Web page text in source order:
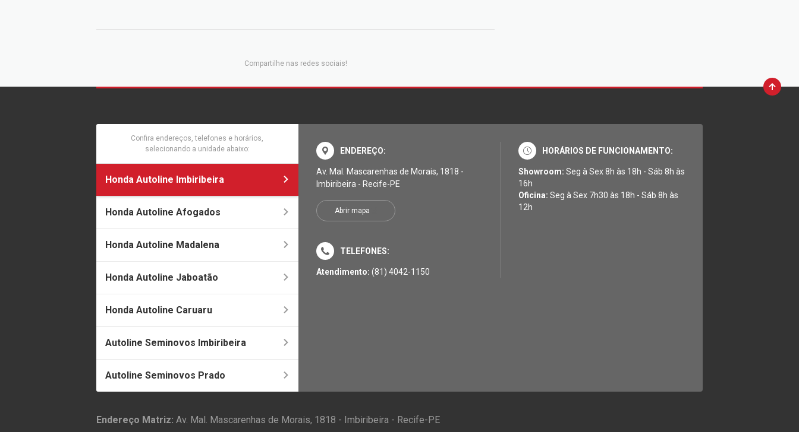
Compartilhe nas redes sociais!
Confira endereços, telefones e horários,
selecionando a unidade abaixo:
Honda Autoline Imbiribeira
Honda Autoline Afogados
Honda Autoline Madalena
Honda Autoline Jaboatão
Honda Autoline Caruaru
Autoline Seminovos Imbiribeira
Autoline Seminovos Prado
ENDEREÇO:
Av. Mal. Mascarenhas de Morais, 1818 -
Imbiribeira - Recife-PE
Abrir mapa
TELEFONES:
Atendimento: (81) 4042-1150
HORÁRIOS DE FUNCIONAMENTO:
Showroom: Seg à Sex 8h às 18h - Sáb 8h às
16h
Oficina: Seg à Sex 7h30 às 18h - Sáb 8h às
12h
Endereço Matriz: Av. Mal. Mascarenhas de Morais, 1818 - Imbiribeira - Recife-PE